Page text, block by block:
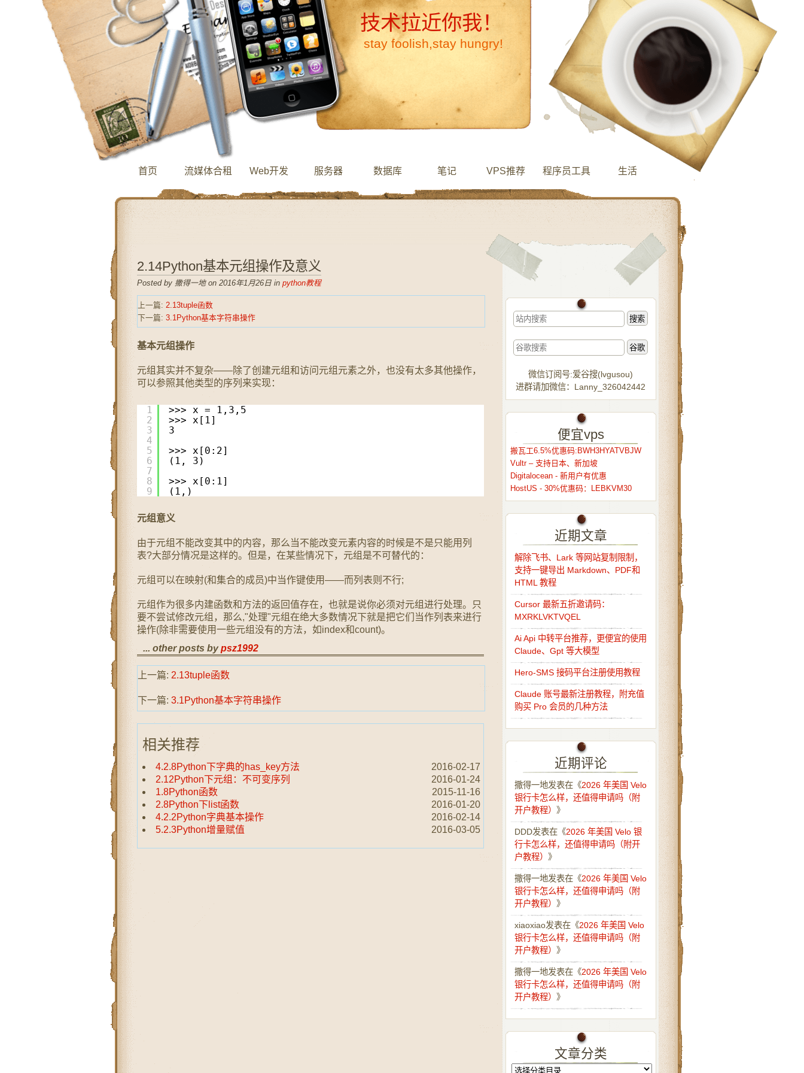
技术拉近你我！
stay foolish,stay hungry!
首页 流媒体合租 Web开发 服务器 数据库 笔记 VPS推荐 程序员工具 生活
2.14Python基本元组操作及意义
Posted by 撒得一地 on 2016年1月26日 in python教程
上一篇: 2.13tuple函数
下一篇: 3.1Python基本字符串操作
基本元组操作
元组其实并不复杂——除了创建元组和访问元组元素之外，也没有太多其他操作，
可以参照其他类型的序列来实现：
1
2
3
4
5
6
7
8
9
>>> x = 1,3,5
>>> x[1]
3
>>> x[0:2]
(1, 3)
>>> x[0:1]
(1,)
元组意义
由于元组不能改变其中的内容，那么当不能改变元素内容的时候是不是只能用列
表?大部分情况是这样的。但是，在某些情况下，元组是不可替代的：
元组可以在映射(和集合的成员)中当作键使用——而列表则不行;
元组作为很多内建函数和方法的返回值存在，也就是说你必须对元组进行处理。只
要不尝试修改元组，那么,"处理"元组在绝大多数情况下就是把它们当作列表来进行
操作(除非需要使用一些元组没有的方法，如index和count)。
... other posts bypsz1992
上一篇: 2.13tuple函数
下一篇: 3.1Python基本字符串操作
相关推荐
4.2.8Python下字典的has_key方法
2016-02-17
2.12Python下元组：不可变序列
2016-01-24
1.8Python函数
2015-11-16
2.8Python下list函数
2016-01-20
4.2.2Python字典基本操作
2016-02-14
5.2.3Python增量赋值
2016-03-05
微信订阅号:爱谷搜(lvgusou)
进群请加微信：Lanny_326042442
便宜vps
搬瓦工6.5%优惠码:BWH3HYATVBJW
Vultr – 支持日本、新加坡
Digitalocean - 新用户有优惠
HostUS - 30%优惠码：LEBKVM30
近期文章
解除飞书、Lark 等网站复制限制，
支持一键导出 Markdown、PDF和
HTML 教程
Cursor 最新五折邀请码：
MXRKLVKTVQEL
Ai Api 中转平台推荐，更便宜的使用
Claude、Gpt 等大模型
Hero-SMS 接码平台注册使用教程
Claude 账号最新注册教程，附充值
购买 Pro 会员的几种方法
近期评论
撒得一地发表在《2026 年美国 Velo
银行卡怎么样，还值得申请吗（附
开户教程） 》
DDD发表在《2026 年美国 Velo 银
行卡怎么样，还值得申请吗（附开
户教程） 》
撒得一地发表在《2026 年美国 Velo
银行卡怎么样，还值得申请吗（附
开户教程） 》
xiaoxiao发表在《2026 年美国 Velo
银行卡怎么样，还值得申请吗（附
开户教程） 》
撒得一地发表在《2026 年美国 Velo
银行卡怎么样，还值得申请吗（附
开户教程） 》
文章分类